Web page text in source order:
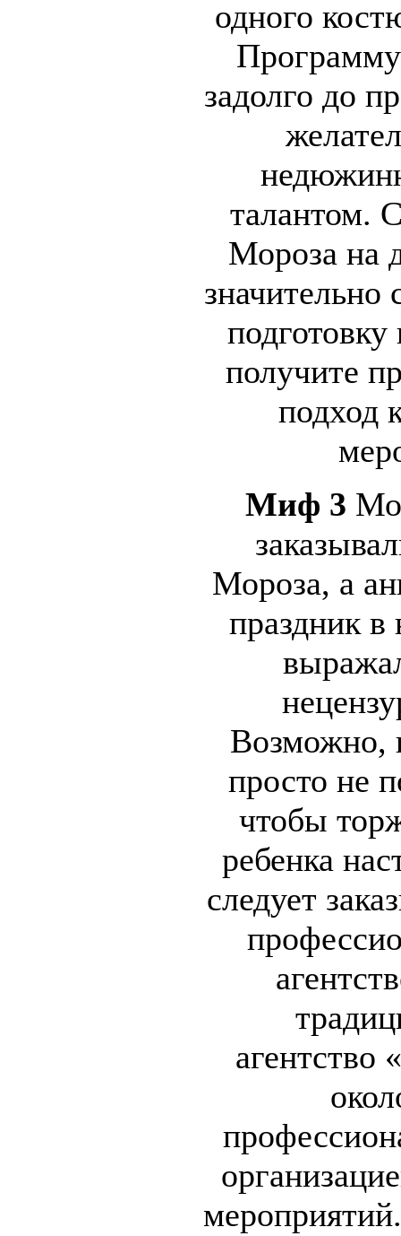
одного
задолго до
талантом.
Мороза на
значительно
получите
подход
Миф 3
Мороза, а
праздник в
Возможно,
просто не
чтобы
ребенка
следует
агентство